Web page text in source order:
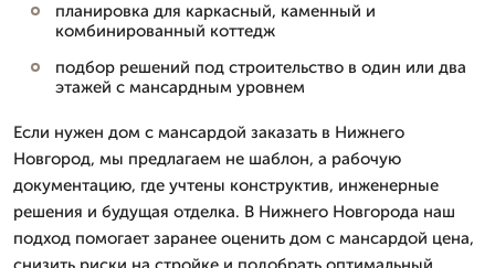
планировка для каркасный, каменный и
комбинированный коттедж
подбор решений под строительство в один или два
этажей с мансардным уровнем
Если нужен дом с мансардой заказать в Нижнего
Новгород, мы предлагаем не шаблон, а рабочую
документацию, где учтены конструктив, инженерные
решения и будущая отделка. В Нижнего Новгорода наш
подход помогает заранее оценить дом с мансардой цена,